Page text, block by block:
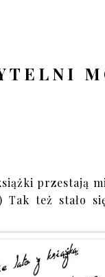
przestają
Tak też stało